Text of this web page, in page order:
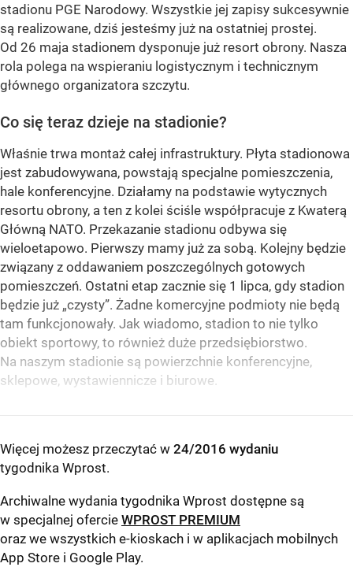
stadionu PGE Narodowy. Wszystkie jej zapisy sukcesywnie
są realizowane, dziś jesteśmy już na ostatniej prostej.
Od 26 maja stadionem dysponuje już resort obrony. Nasza
rola polega na wspieraniu logistycznym i technicznym
głównego organizatora szczytu.
Co się teraz dzieje na stadionie?
Właśnie trwa montaż całej infrastruktury. Płyta stadionowa
jest zabudowywana, powstają specjalne pomieszczenia,
hale konferencyjne. Działamy na podstawie wytycznych
resortu obrony, a ten z kolei ściśle współpracuje z Kwaterą
Główną NATO. Przekazanie stadionu odbywa się
wieloetapowo. Pierwszy mamy już za sobą. Kolejny będzie
związany z oddawaniem poszczególnych gotowych
pomieszczeń. Ostatni etap zacznie się 1 lipca, gdy stadion
będzie już „czysty”. Żadne komercyjne podmioty nie będą
tam funkcjonowały. Jak wiadomo, stadion to nie tylko
obiekt sportowy, to również duże przedsiębiorstwo.
Na naszym stadionie są powierzchnie konferencyjne,
sklepowe, wystawiennicze i biurowe.
Więcej możesz przeczytać w 24/2016 wydaniu
tygodnika Wprost.
Archiwalne wydania tygodnika Wprost dostępne są
w specjalnej ofercie WPROST PREMIUM
oraz we wszystkich e-kioskach i w aplikacjach mobilnych
App Store i Google Play.